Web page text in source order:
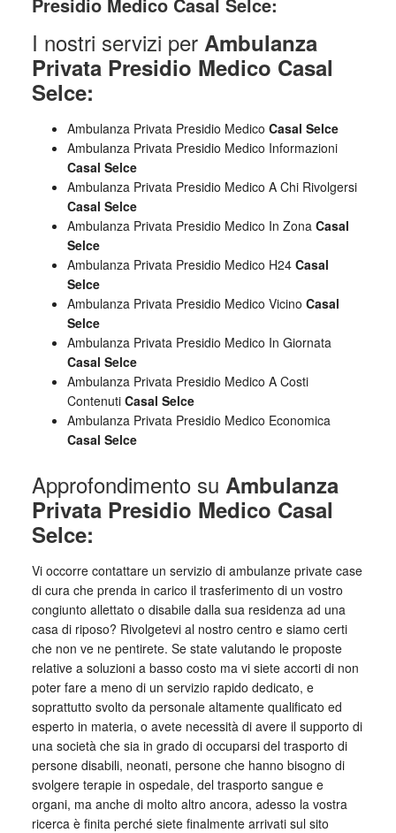
I nostri servizi per Ambulanza
Privata Presidio Medico Casal
Selce:
Ambulanza Privata Presidio Medico Casal Selce
Ambulanza Privata Presidio Medico Informazioni
Casal Selce
Ambulanza Privata Presidio Medico A Chi Rivolgersi
Casal Selce
Ambulanza Privata Presidio Medico In Zona Casal
Selce
Ambulanza Privata Presidio Medico H24 Casal
Selce
Ambulanza Privata Presidio Medico Vicino Casal
Selce
Ambulanza Privata Presidio Medico In Giornata
Casal Selce
Ambulanza Privata Presidio Medico A Costi
Contenuti Casal Selce
Ambulanza Privata Presidio Medico Economica
Casal Selce
Approfondimento su Ambulanza
Privata Presidio Medico Casal
Selce:
Vi occorre contattare un servizio di ambulanze private case
di cura che prenda in carico il trasferimento di un vostro
congiunto allettato o disabile dalla sua residenza ad una
casa di riposo? Rivolgetevi al nostro centro e siamo certi
che non ve ne pentirete. Se state valutando le proposte
relative a soluzioni a basso costo ma vi siete accorti di non
poter fare a meno di un servizio rapido dedicato, e
soprattutto svolto da personale altamente qualificato ed
esperto in materia, o avete necessità di avere il supporto di
una società che sia in grado di occuparsi del trasporto di
persone disabili, neonati, persone che hanno bisogno di
svolgere terapie in ospedale, del trasporto sangue e
organi, ma anche di molto altro ancora, adesso la vostra
ricerca è finita perché siete finalmente arrivati sul sito